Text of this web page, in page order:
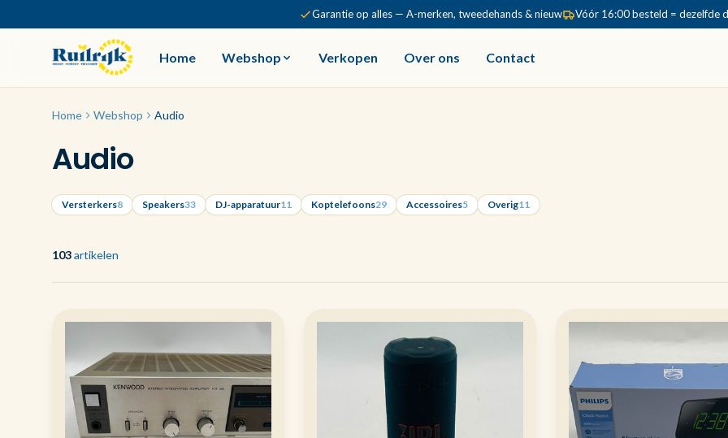
Garantie op alles — A-merken, tweedehands & nieuw Vóór 16:00 besteld = dezelfde
Home Webshop Verkopen Over ons Contact
Home Webshop Audio
Audio
Versterkers8 Speakers33 DJ-apparatuur11 Koptelefoons29 Accessoires5 Overig11
103artikelen